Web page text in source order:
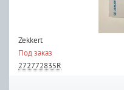
Zekkert
Под заказ
272772835R